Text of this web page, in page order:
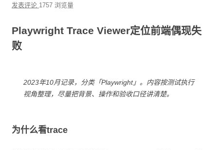
发表评论 1757 浏览量
Playwright Trace Viewer定位前端偶现失
败
2023年10月记录，分类「Playwright」。内容按测试执行
视角整理，尽量把背景、操作和验收口径讲清楚。
为什么看trace